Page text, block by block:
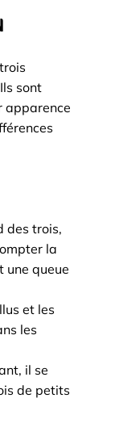
sont
apparence
des trois,
la
une queue
et les
les
il se
de petits